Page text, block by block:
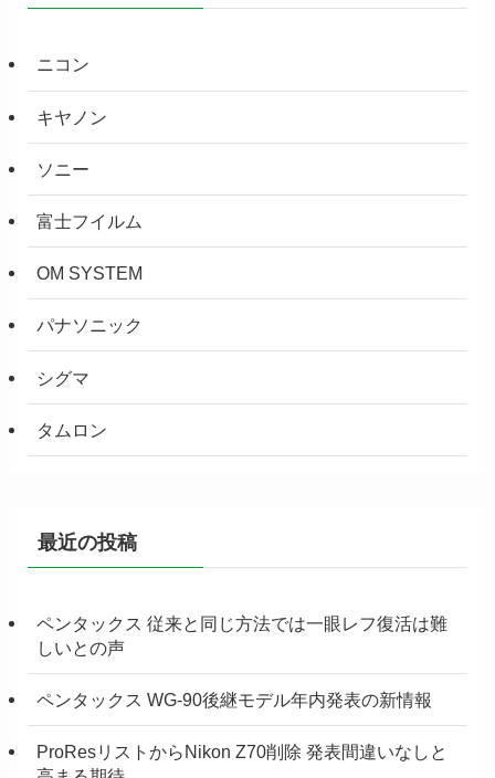
ニコン
キヤノン
ソニー
富士フイルム
OM SYSTEM
パナソニック
シグマ
タムロン
最近の投稿
ペンタックス 従来と同じ方法では一眼レフ復活は難
しいとの声
ペンタックス WG-90後継モデル年内発表の新情報
ProResリストからNikon Z70削除 発表間違いなしと